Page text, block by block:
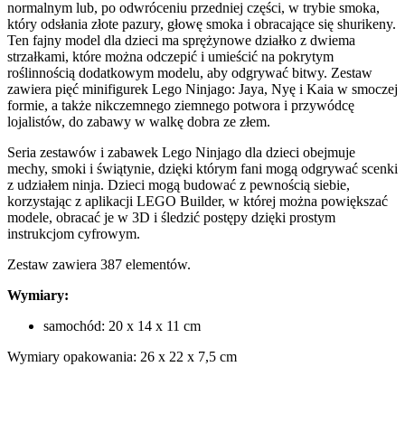
normalnym lub, po odwróceniu przedniej części, w trybie smoka,
który odsłania złote pazury, głowę smoka i obracające się shurikeny.
Ten fajny model dla dzieci ma sprężynowe działko z dwiema
strzałkami, które można odczepić i umieścić na pokrytym
roślinnością dodatkowym modelu, aby odgrywać bitwy. Zestaw
zawiera pięć minifigurek Lego Ninjago: Jaya, Nyę i Kaia w smoczej
formie, a także nikczemnego ziemnego potwora i przywódcę
lojalistów, do zabawy w walkę dobra ze złem.
Seria zestawów i zabawek Lego Ninjago dla dzieci obejmuje
mechy, smoki i świątynie, dzięki którym fani mogą odgrywać scenki
z udziałem ninja. Dzieci mogą budować z pewnością siebie,
korzystając z aplikacji LEGO Builder, w której można powiększać
modele, obracać je w 3D i śledzić postępy dzięki prostym
instrukcjom cyfrowym.
Zestaw zawiera 387 elementów.
Wymiary:
samochód: 20 x 14 x 11 cm
Wymiary opakowania: 26 x 22 x 7,5 cm